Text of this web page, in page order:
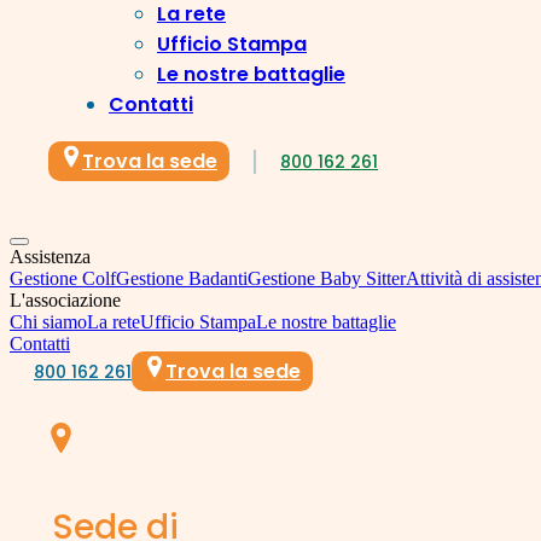
La rete
Ufficio Stampa
Le nostre battaglie
Contatti
Trova la sede 800 162 261
Assistenza
Gestione ColfGestione BadantiGestione Baby SitterAttività di
L'associazione
Chi siamoLa reteUfficio StampaLe nostre battaglie
Contatti
800 162 261 Trova la sede
Sede di